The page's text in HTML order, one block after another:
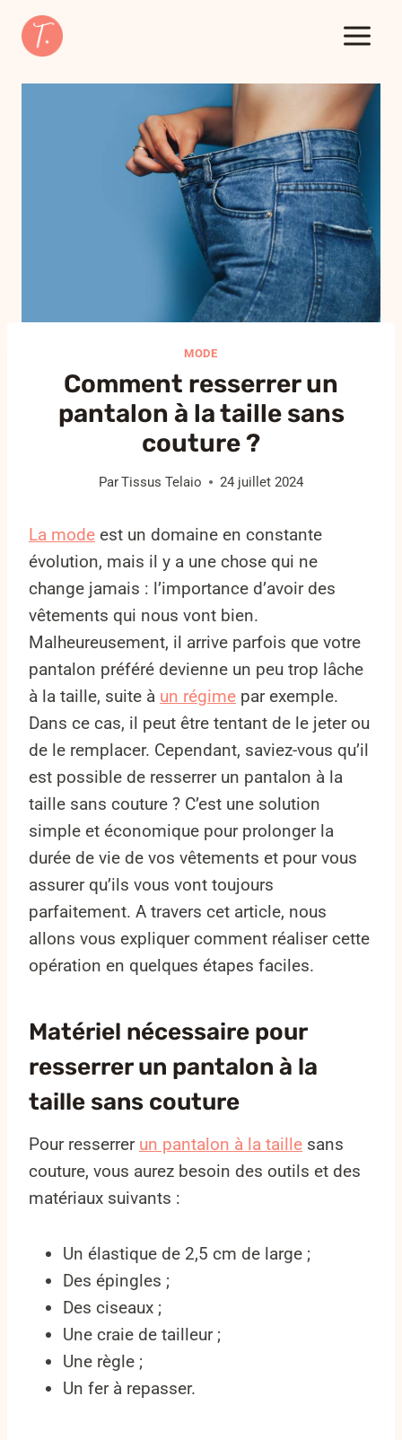
Aller
MODE
Comment resserrer un
pantalon à la taille sans
couture ?
ParTissus Telaio 24 juillet 2024
La mode est un domaine en constante
évolution, mais il y a une chose qui ne
change jamais : l’importance d’avoir des
vêtements qui nous vont bien.
Malheureusement, il arrive parfois que votre
pantalon préféré devienne un peu trop lâche
à la taille, suite à un régime par exemple.
Dans ce cas, il peut être tentant de le jeter ou
de le remplacer. Cependant, saviez-vous qu’il
est possible de resserrer un pantalon à la
taille sans couture ? C’est une solution
simple et économique pour prolonger la
durée de vie de vos vêtements et pour vous
assurer qu’ils vous vont toujours
parfaitement. A travers cet article, nous
allons vous expliquer comment réaliser cette
opération en quelques étapes faciles.
Matériel nécessaire pour
resserrer un pantalon à la
taille sans couture
Pour resserrer un pantalon à la taille sans
couture, vous aurez besoin des outils et des
matériaux suivants :
Un élastique de 2,5 cm de large ;
Des épingles ;
Des ciseaux ;
Une craie de tailleur ;
Une règle ;
Un fer à repasser.